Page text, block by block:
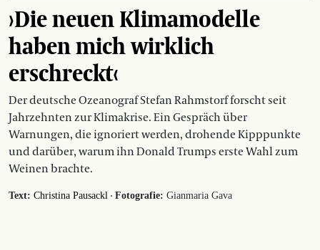
›Die neuen Klimamodelle
haben mich wirklich
erschreckt‹
Der deutsche Ozeanograf Stefan Rahmstorf forscht seit
Jahrzehnten zur Klimakrise. Ein Gespräch über
Warnungen, die ignoriert werden, drohende Kipppunkte
und darüber, warum ihn Donald Trumps erste Wahl zum
Weinen brachte.
Text: Christina Pausackl · Fotografie: Gianmaria Gava